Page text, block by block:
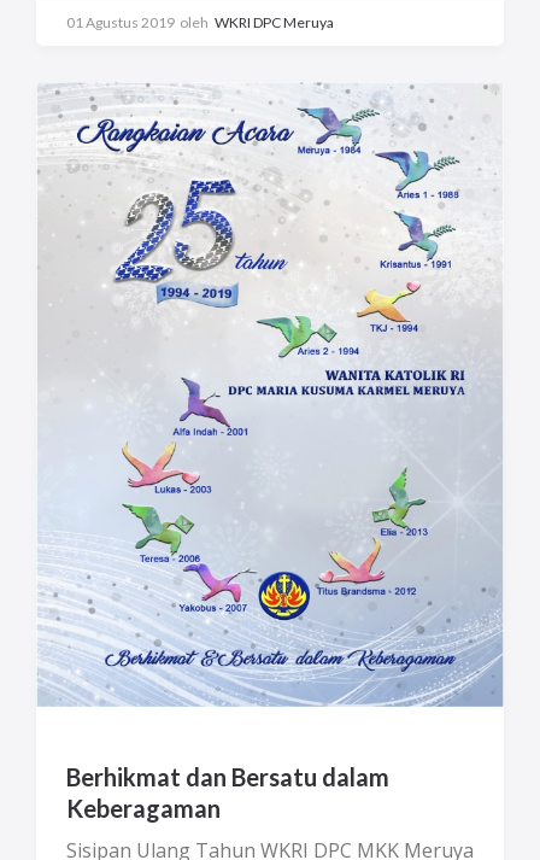
pelayan? Setiap orang tentunya akan
pelayanan terhadap orang lain.
01 Agustus 2019 oleh WKRI DPC Meruya
Berhikmat dan Bersatu dalam
Keberagaman
Sisipan Ulang Tahun WKRI DPC MKK Meruya